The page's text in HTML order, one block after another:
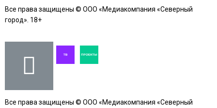
Все права защищены © ООО «Медиакомпания «Северный
город». 18+
Все права защищены © ООО «Медиакомпания «Северный